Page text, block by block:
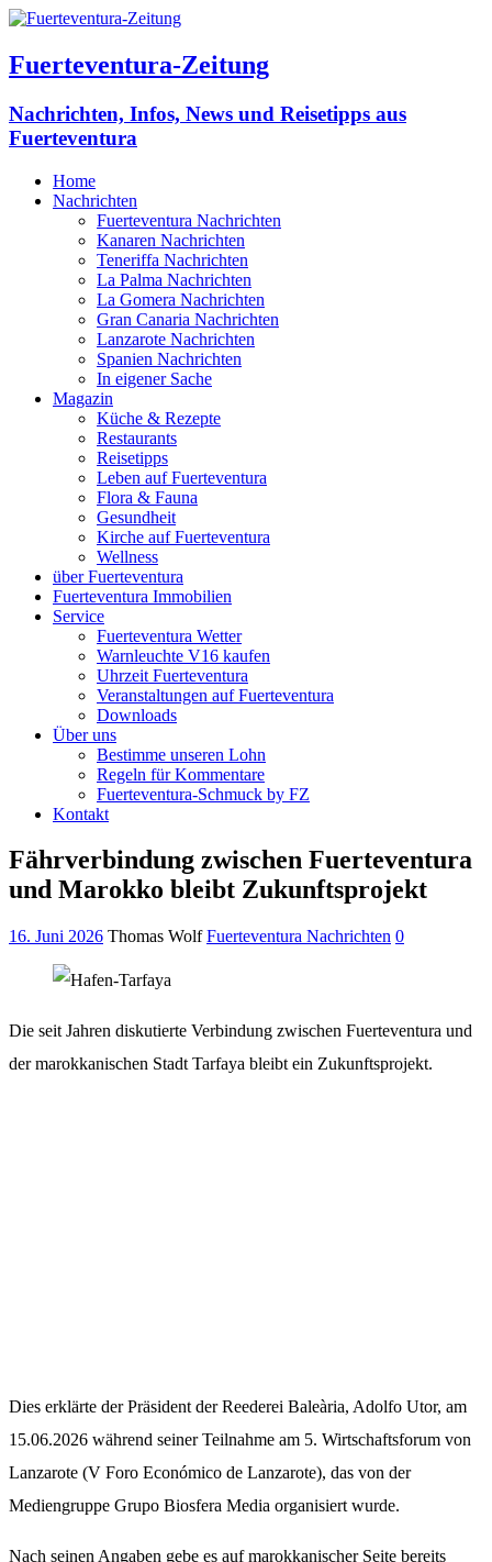
Fuerteventura-Zeitung
Nachrichten, Infos, News und Reisetipps aus
Fuerteventura
Home
Nachrichten
Fuerteventura Nachrichten
Kanaren Nachrichten
Teneriffa Nachrichten
La Palma Nachrichten
La Gomera Nachrichten
Gran Canaria Nachrichten
Lanzarote Nachrichten
Spanien Nachrichten
In eigener Sache
Magazin
Küche & Rezepte
Restaurants
Reisetipps
Leben auf Fuerteventura
Flora & Fauna
Gesundheit
Kirche auf Fuerteventura
Wellness
über Fuerteventura
Fuerteventura Immobilien
Service
Fuerteventura Wetter
Warnleuchte V16 kaufen
Uhrzeit Fuerteventura
Veranstaltungen auf Fuerteventura
Downloads
Über uns
Bestimme unseren Lohn
Regeln für Kommentare
Fuerteventura-Schmuck by FZ
Kontakt
Fährverbindung zwischen Fuerteventura
und Marokko bleibt Zukunftsprojekt
16. Juni 2026 Thomas Wolf Fuerteventura Nachrichten 0
Die seit Jahren diskutierte Verbindung zwischen Fuerteventura und
der marokkanischen Stadt Tarfaya bleibt ein Zukunftsprojekt.
Dies erklärte der Präsident der Reederei Baleària, Adolfo Utor, am
15.06.2026 während seiner Teilnahme am 5. Wirtschaftsforum von
Lanzarote (V Foro Económico de Lanzarote), das von der
Mediengruppe Grupo Biosfera Media organisiert wurde.
Nach seinen Angaben gebe es auf marokkanischer Seite bereits